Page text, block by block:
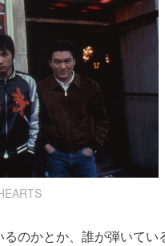
のかとか、誰が弾いてい